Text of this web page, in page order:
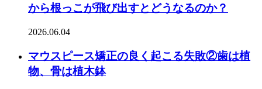
から根っこが飛び出すとどうなるのか？
2026.06.04
マウスピース矯正の良く起こる失敗②歯は植
物、骨は植木鉢